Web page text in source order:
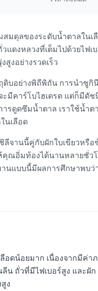
มดุลของระดับน้ำตาลในเ
แดงหลวงที่เต็มไปด้วยไฟ
งอย่างรวดเร็ว
บอย่างพิถีพิถัน การนำซูกิ
คาร์โบไฮเดรต แต่ก็มีดัช
รดูดซึมน้ำตาล เราใช้น้ำ
นเลือด
จานนี้คู่กับผักใบเขียวหรื
ณอิ่มท้องได้นานหลายชั่ว
นแบบนี้มีผลการศึกษาพบ
ดน้อยมาก เนื่องจากมีค่า
น ถั่วที่มีไฟเบอร์สูง และผั
ง